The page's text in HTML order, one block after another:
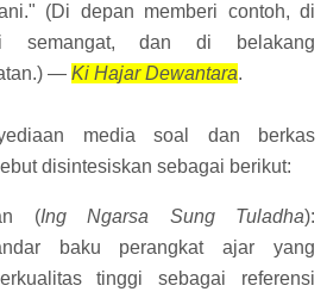
(Di depan memberi contoh, di
semangat, dan di belakang
— Ki Hajar Dewantara.
media soal dan berkas
disintesiskan sebagai berikut:
(Ing Ngarsa Sung Tuladha):
baku perangkat ajar yang
tinggi sebagai referensi